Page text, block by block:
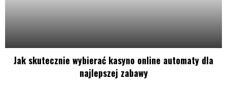
Jak skutecznie wybierać kasyno online automaty dla
najlepszej zabawy